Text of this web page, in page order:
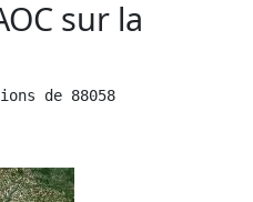
sur la
de 88058